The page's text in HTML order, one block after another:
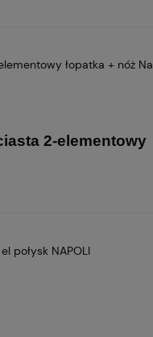
łopatka + nóż
2-elementowy
połysk NAPOLI